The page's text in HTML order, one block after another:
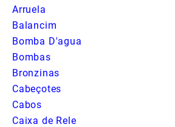
Arruela
Balancim
Bomba D'agua
Bombas
Bronzinas
Cabeçotes
Cabos
Caixa de Rele